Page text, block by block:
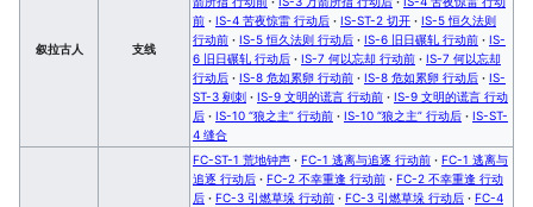
叙拉古人 支线
前 · IS-4 苦夜惊雷 行动后 · IS-ST-2 切开 · IS-5 恒久法则
行动前 · IS-5 恒久法则 行动后 · IS-6 旧日碾轧 行动前 · IS-
6 旧日碾轧 行动后 · IS-7 何以忘却 行动前 · IS-7 何以忘却
行动后 · IS-8 危如累卵 行动前 · IS-8 危如累卵 行动后 · IS-
ST-3 剜刺 · IS-9 文明的谎言 行动前 · IS-9 文明的谎言 行动
后 · IS-10 “狼之主” 行动前 · IS-10 “狼之主” 行动后 · IS-ST-
4 缝合
FC-ST-1 荒地钟声 · FC-1 逃离与追逐 行动前 · FC-1 逃离与
追逐 行动后 · FC-2 不幸重逢 行动前 · FC-2 不幸重逢 行动
后 · FC-3 引燃草垛 行动前 · FC-3 引燃草垛 行动后 · FC-4